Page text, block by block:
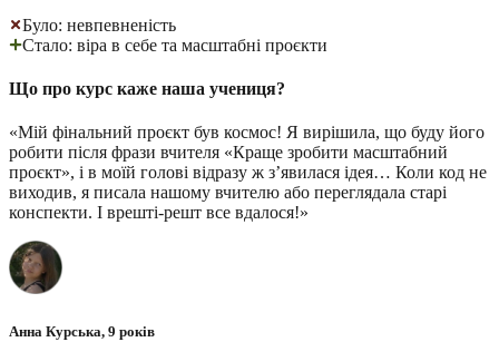
Було: невпевненість
Стало: віра в себе та масштабні проєкти
Що про курс каже наша учениця?
«Мій фінальний проєкт був космос! Я вирішила, що буду його
робити після фрази вчителя «Краще зробити масштабний
проєкт», і в моїй голові відразу ж з’явилася ідея… Коли код не
виходив, я писала нашому вчителю або переглядала старі
конспекти. І врешті-решт все вдалося!»
Анна Курська, 9 років